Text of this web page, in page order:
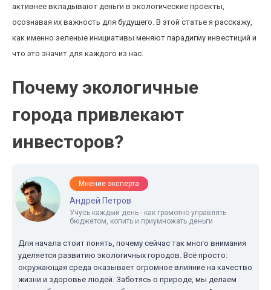
активнее вкладывают деньги в экологические проекты,
осознавая их важность для будущего. В этой статье я расскажу,
как именно зеленые инициативы меняют парадигму инвестиций и
что это значит для каждого из нас.
Почему экологичные
города привлекают
инвесторов?
Мнение эксперта
Андрей Петров
Учусь каждый день - как грамотно управлять
бюджетом, копить и приумножать деньги
Для начала стоит понять, почему сейчас так много внимания
уделяется развитию экологичных городов. Всё просто:
окружающая среда оказывает огромное влияние на качество
жизни и здоровье людей. Заботясь о природе, мы делаем